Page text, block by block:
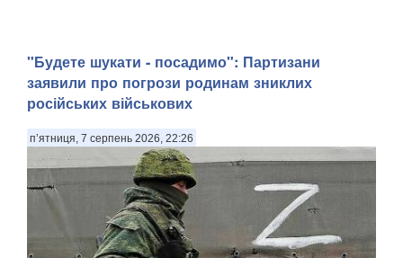
"Будете шукати - посадимо": Партизани
заявили про погрози родинам зниклих
російських військових
п’ятниця, 7 серпень 2026, 22:26